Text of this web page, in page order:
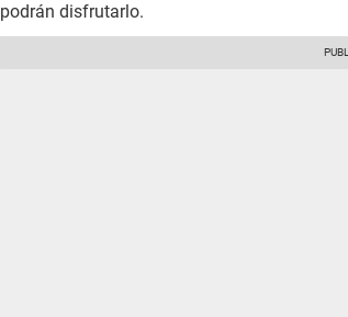
podrán disfrutarlo.